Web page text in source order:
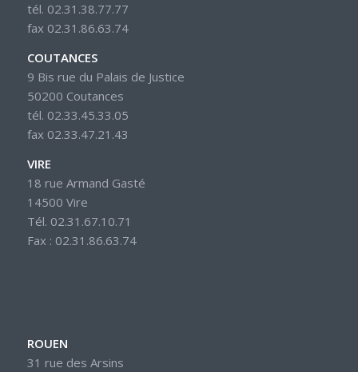
tél. 02.31.38.77.77
fax 02.31.86.63.74
COUTANCES
9 Bis rue du Palais de Justice
50200 Coutances
tél. 02.33.45.33.05
fax 02.33.47.21.43
VIRE
18 rue Armand Gasté
14500 Vire
Tél. 02.31.67.10.71
Fax : 02.31.86.63.74
ROUEN
31 rue des Arsins